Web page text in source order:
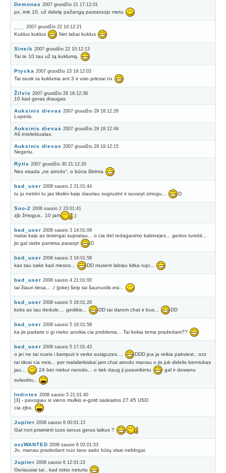
Demonas 2007 gruodžio 21 17:12:01
px, imk 10, už didelę pažangą pastaruoju metu
2007 gruodžio 22 10:12:21
Kuklus kuklus Net labai kuklus
Sineik 2007 gruodžio 22 10:12:13
Tai te 10 tau už tą kuklumą.
Ptycka 2007 gruodžio 23 19:12:03
Tai siusk ta kukluma ant 3 ir vsio priesai nx
Žilvis 2007 gruodžio 28 18:12:38
10 kad geras draugas
Auksinis dievas 2007 gruodžio 29 18:12:26
Loperis.
Auksinis dievas 2007 gruodžio 29 18:12:49
Aš intelektualas.
Auksinis dievas 2007 gruodžio 29 19:12:15
Negeriu.
Rytis 2007 gruodžio 30 21:12:20
Nes visada „ne atrodo“, o būna ištrinta
bad_user 2008 sausio 2 21:01:44
tu ju netrini tu jas tikslini kaip ziauriau sugruzint ir suvaryt zmogu... D
Soo-2 2008 sausio 2 23:01:41
zjb žmogus.. 10 jam ;)
bad_user 2008 sausio 3 14:01:09
matai kaip as teisingai supratau... o cia del redagavimo kabinejes... gedos turekit...
jis gal raide pamirsa parasyt
D
bad_user 2008 sausio 3 16:01:58
kas tau sake kad mesos... DD musem labiau kitka rupi...
bad_user 2008 sausio 4 21:01:00
tai žiauri tiesa... ;/ (joke) šeip tai šaunuolis esi...
bad_user 2008 sausio 5 16:01:26
koks as tau dedule.... gedikis... DD tai darom chat ir bus... DD
bad_user 2008 sausio 5 16:01:58
ka jis padaris o gi nieko anokia cia problema... Tai kokia tema pradedam??
bad_user 2008 sausio 5 17:01:43
o jei ne tai nueis i kamputi ir verks susiguzes....
DDD joa ja reikia pakviest.. ozz
tai tikrai cia neis... per malalietkiskai jam chat atrodo manau o jis juk didelis berniukas
jau...
24 bet niekur nerodo... o tiek daug ji pasveikintu
gal ir dowanu
sulauktu..
Indictee 2008 sausio 5 21:01:40
[3] - pavogiau is vieno mulkio e-gold saskaitos 27.45 USD
cia zjbs.
Jupiter 2008 sausio 6 00:01:13
Gal nori prisiminti tuos senus gerus laikus ?
ozzWANTED 2008 sausio 6 02:01:53
Jo, manau pradedant nuo tavo saito būtų visai neblogai.
Jupiter 2008 sausio 6 12:01:23
Geriausiai tai , kad tokio neturiu